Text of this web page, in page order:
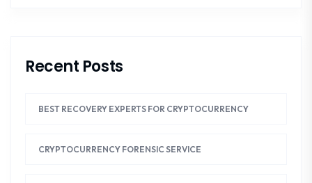
Recent Posts
BEST RECOVERY EXPERTS FOR CRYPTOCURRENCY
CRYPTOCURRENCY FORENSIC SERVICE